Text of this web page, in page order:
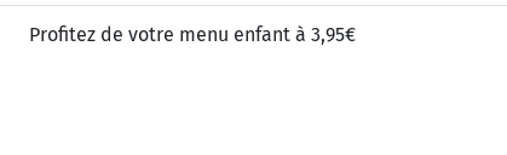
Profitez de votre menu enfant à 3,95€